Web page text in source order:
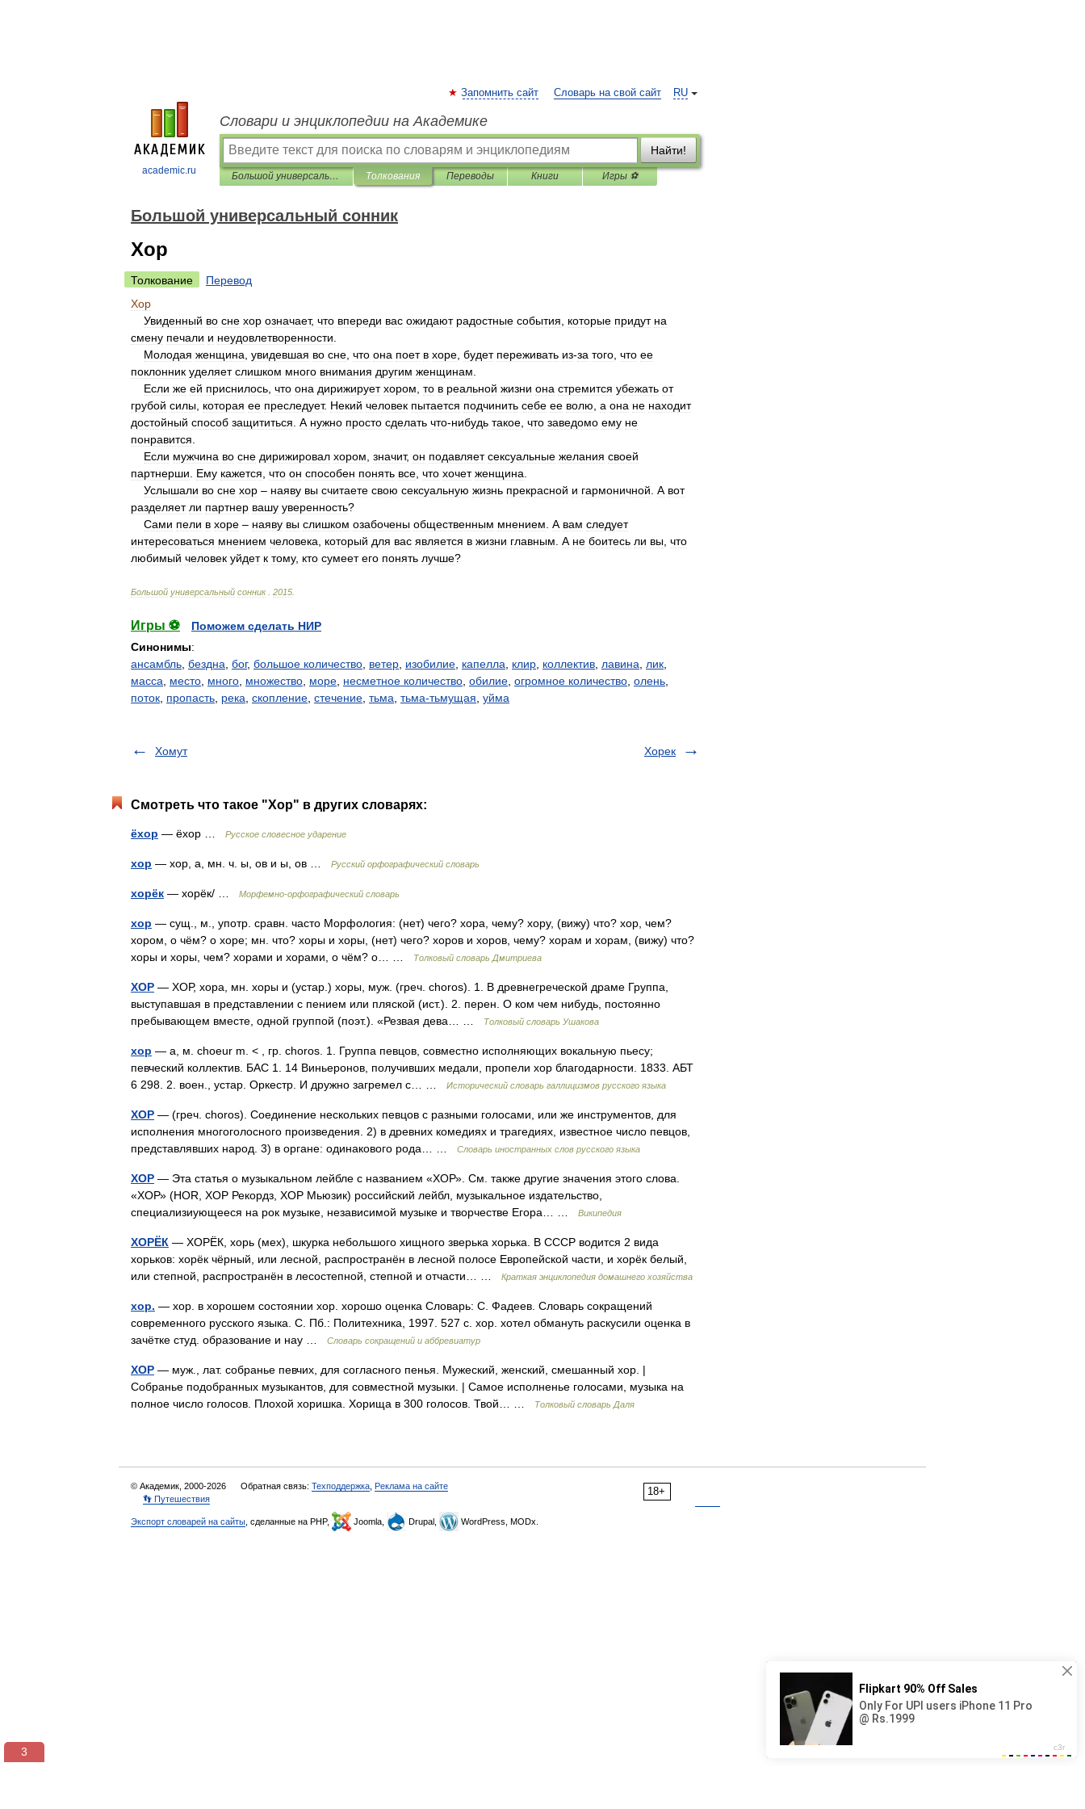
academic.ru
RU
Запомнить сайт Словарь на свой сайт
Словари и энциклопедии на Академике
Найти!
Большой универсальный сонник Толкования Переводы Книги Игры ⚽
Большой универсальный сонник
Хор
Толкование
Перевод
Хор
Увиденный во сне хор означает, что впереди вас ожидают радостные события которые придут на
смену печали и неудовлетворенности
Молодая женщина увидевшая во сне что она поет в хоре будет переживать из-за того что ее
поклонник уделяет слишком много внимания другим женщинам
Если же ей приснилось что она дирижирует хором то в реальной жизни она стремится убежать от
грубой силы которая ее преследует. Некий человек пытается подчинить себе ее волю а она не находит
достойный способ защититься А нужно просто сделать что-нибудь такое что заведомо ему не
понравится
Если мужчина во сне дирижировал хором значит, он подавляет сексуальные желания своей
партнерши
Ему кажется что он способен понять все что хочет женщина
Услышали во сне хор – наяву вы считаете свою сексуальную жизнь прекрасной и гармоничной А вот
разделяет ли партнер вашу уверенность?
Сами пели в хоре – наяву вы слишком озабочены общественным мнением А вам следует
интересоваться мнением человека который для вас является в жизни главным А не боитесь ли вы что
любимый человек уйдет к тому, кто сумеет его понять лучше?
Большой универсальный сонник 2015
Игры ⚽
Поможем сделать НИР
Синонимы:
ансамбль бездна бог, большое количество ветер изобилие капелла клир коллектив лавина лик
масса
место много множество море несметное количество обилие огромное количество олень
поток пропасть река скопление стечение тьма тьма-тьмущая уйма
Хомут Хорек
Смотреть что такое "Хор" в других словарях:
ёхор — ёхор … Русское словесное ударение
хор — хор, а, мн. ч. ы, ов и ы, ов … Русский орфографический словарь
хорёк — хорёк/ … Морфемно-орфографический словарь
хор — сущ., м., употр. сравн. часто Морфология: (нет) чего? хора, чему? хору, (вижу) что? хор, чем?
хором, о чём? о хоре; мн. что? хоры и хоры, (нет) чего? хоров и хоров, чему? хорам и хорам, (вижу) что?
хоры и хоры, чем? хорами и хорами, о чём? о… …
Толковый словарь Дмитриева
ХОР — ХОР, хора, мн. хоры и (устар.) хоры, муж. (греч. choros). 1. В древнегреческой драме Группа,
выступавшая в представлении с пением или пляской (ист.). 2. перен. О ком чем нибудь, постоянно
пребывающем вместе, одной группой (поэт.). «Резвая дева… …
Толковый словарь Ушакова
хор — а, м. choeur m. < , гр. choros. 1. Группа певцов, совместно исполняющих вокальную пьесу;
певческий коллектив. БАС 1. 14 Виньеронов, получивших медали, пропели хор благодарности. 1833. АБТ
6 298. 2. воен., устар. Оркестр. И дружно загремел с… …
Исторический словарь галлицизмов русского языка
ХОР — (греч. choros). Соединение нескольких певцов с разными голосами, или же инструментов, для
исполнения многоголосного произведения. 2) в древних комедиях и трагедиях, известное число певцов,
представлявших народ. 3) в органе: одинакового рода… …
Словарь иностранных слов русского языка
ХОР — Эта статья о музыкальном лейбле с названием «ХОР». См. также другие значения этого слова.
«ХОР» (HOR, ХОР Рекордз, ХОР Мьюзик) российский лейбл, музыкальное издательство,
специализиующееся на рок музыке, независимой музыке и творчестве Егора… …
Википедия
ХОРЁК — ХОРЁК, хорь (мех), шкурка небольшого хищного зверька хорька. В СССР водится 2 вида
хорьков: хорёк чёрный, или лесной, распространён в лесной полосе Европейской части, и хорёк белый,
или степной, распространён в лесостепной, степной и отчасти… …
Краткая энциклопедия домашнего хозяйства
хор. — хор. в хорошем состоянии хор. хорошо оценка Словарь: С. Фадеев. Словарь сокращений
современного русского языка. С. Пб.: Политехника, 1997. 527 с. хор. хотел обмануть раскусили оценка в
зачётке студ. образование и нау …
Словарь сокращений и аббревиатур
ХОР — муж., лат. собранье певчих, для согласного пенья. Мужеский, женский, смешанный хор. |
Собранье подобранных музыкантов, для совместной музыки. | Самое исполненье голосами, музыка на
полное число голосов. Плохой хоришка. Хорища в 300 голосов. Твой… …
Толковый словарь Даля
18+
© Академик, 2000-2026 Обратная связь: Техподдержка Реклама на сайте
👣 Путешествия
Экспорт словарей на сайты , сделанные на PHP, Joomla, Drupal, WordPress, MODx.
3